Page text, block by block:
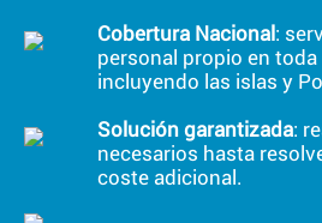
Cobertura Nacional:
personal propio en
incluyendo las islas y
Solución garantizada:
necesarios hasta
coste adicional.